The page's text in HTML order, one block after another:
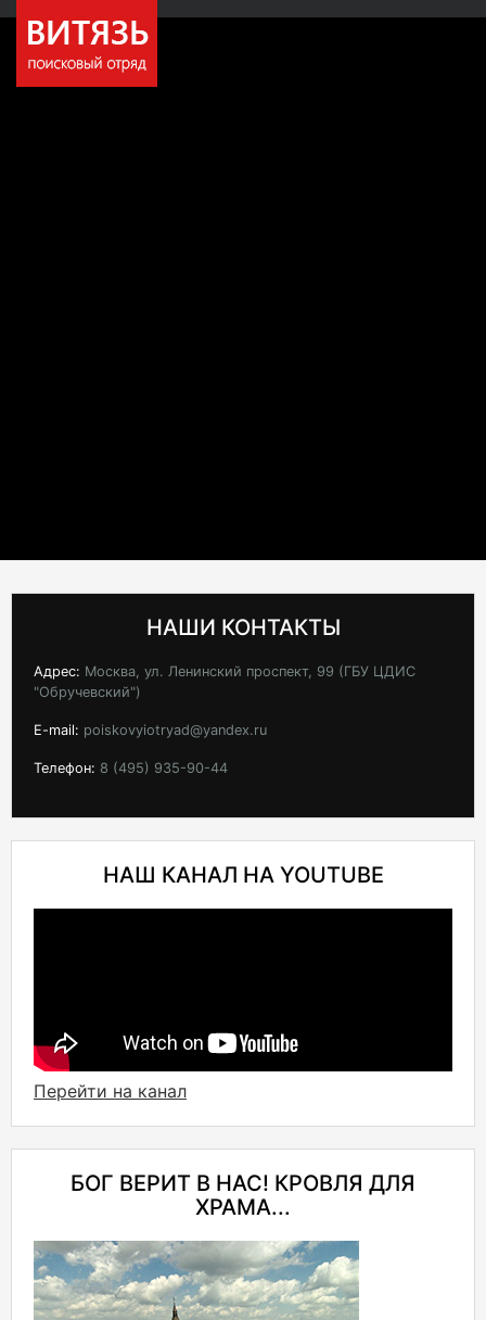
НАШИ КОНТАКТЫ
Адрес: Москва, ул. Ленинский проспект, 99 (ГБУ ЦДИС
"Обручевский")
E-mail: poiskovyiotryad@yandex.ru
Телефон: 8 (495) 935-90-44
НАШ КАНАЛ НА YOUTUBE
Перейти на канал
БОГ ВЕРИТ В НАС! КРОВЛЯ ДЛЯ
ХРАМА...